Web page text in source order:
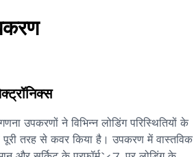
उपकरणों ने विभिन्न लोडिंग परिस्थितियों के
पूरी तरह से कवर किया है। उपकरण में वास्तविक